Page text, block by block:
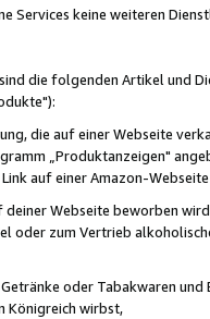
Services keine weiteren
die folgenden Artikel und
die auf einer Webseite
„Produktanzeigen"
auf einer Amazon-
Webseite beworben
oder zum Vertrieb
oder Tabakwaren
Königreich wirbst,